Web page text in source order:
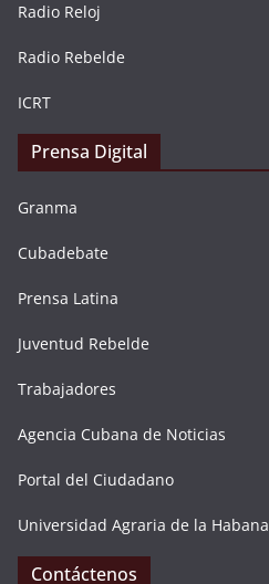
Radio Reloj
Radio Rebelde
ICRT
Prensa Digital
Granma
Cubadebate
Prensa Latina
Juventud Rebelde
Trabajadores
Agencia Cubana de Noticias
Portal del Ciudadano
Universidad Agraria de la Habana
Contáctenos